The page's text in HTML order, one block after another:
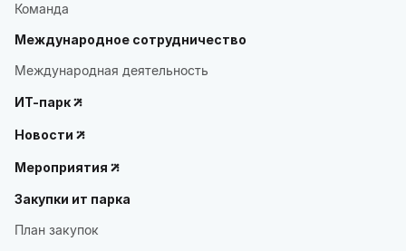
Команда
Международное сотрудничество
Международная деятельность
ИТ-парк
Новости
Мероприятия
Закупки ит парка
План закупок